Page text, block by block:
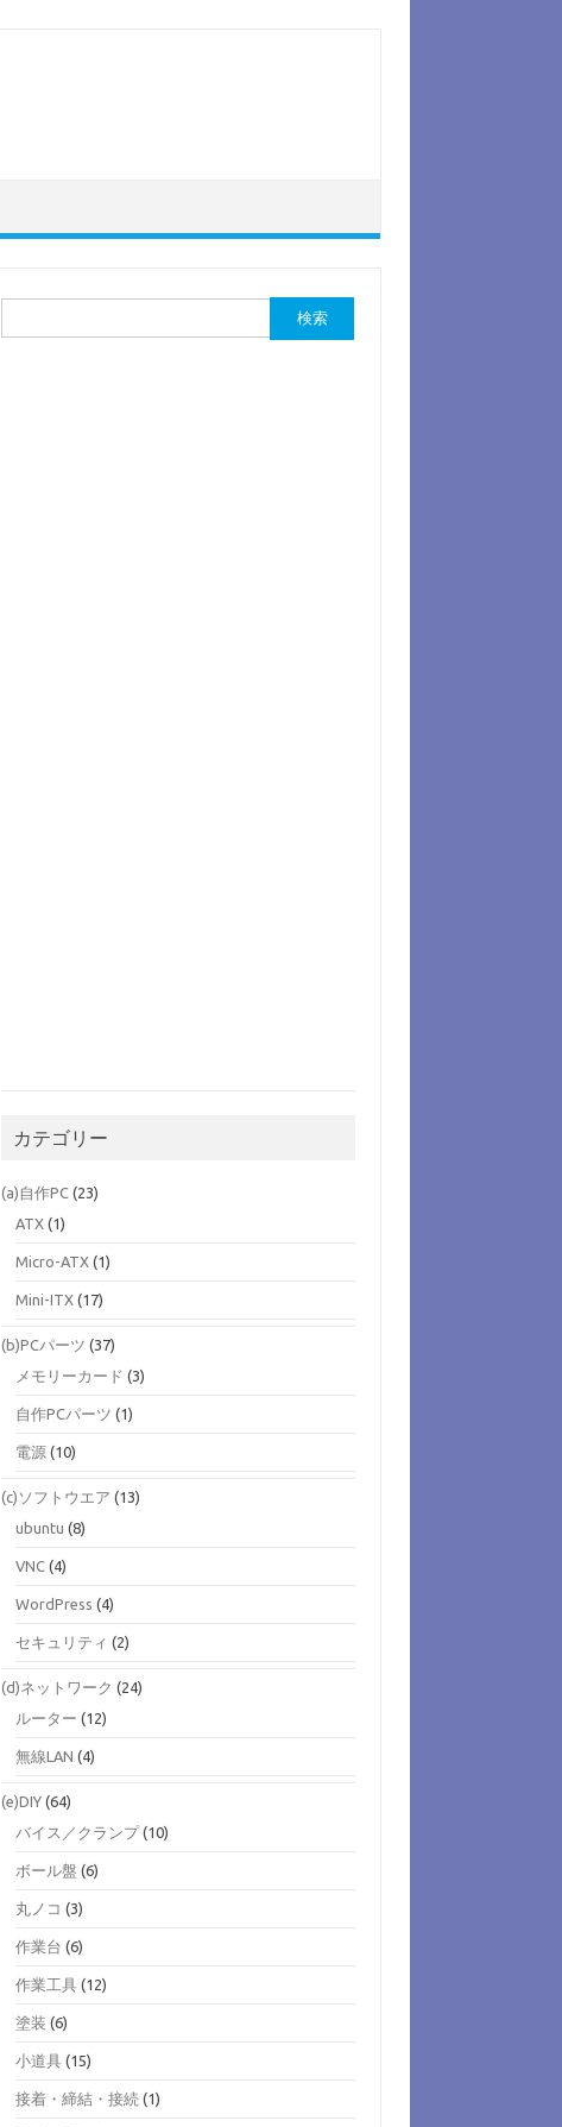
索:
カテゴリー
(a)自作PC (23)
ATX (1)
Micro-ATX (1)
Mini-ITX (17)
(b)PCパーツ (37)
メモリーカード (3)
自作PCパーツ (1)
電源 (10)
(c)ソフトウエア (13)
ubuntu (8)
VNC (4)
WordPress (4)
セキュリティ (2)
(d)ネットワーク (24)
ルーター (12)
無線LAN (4)
(e)DIY (64)
バイス／クランプ(10)
ボール盤 (6)
丸ノコ (3)
作業台 (6)
作業工具 (12)
塗装 (6)
小道具 (15)
接着・締結・接続 (1)